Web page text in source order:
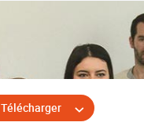
Télécharger